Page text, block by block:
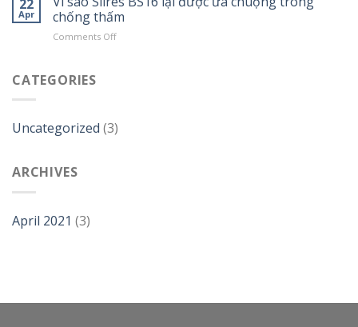
chống
cần
biết
22
Apr
chống thấm
Comments Offon
ưa
CATEGORIES
Uncategorized (3)
ARCHIVES
April 2021 (3)